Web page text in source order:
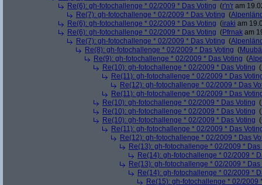
Re(6): gh-fotochallenge * 02/2009 * Das Voting (r'n'r am
Re(7): gh-fotochallenge * 02/2009 * Das Voting (
Re(6): gh-fotochallenge * 02/2009 * Das Voting (iraki am
Re(6): gh-fotochallenge * 02/2009 * Das Voting (Pfrnak am
Re(7): gh-fotochallenge * 02/2009 * Das Voting (
Re(8): gh-fotochallenge * 02/2009 * Das Voting (
Re(9): gh-fotochallenge * 02/2009 * Das Voting (
Re(10): gh-fotochallenge * 02/2009 * Das Voting (
Re(11): gh-fotochallenge * 02/2009 * Das
Re(12): gh-fotochallenge * 02/2009 * Das
Re(11): gh-fotochallenge * 02/2009 * Das
Re(10): gh-fotochallenge * 02/2009 * Das Voting (
Re(10): gh-fotochallenge * 02/2009 * Das Voting (
Re(10): gh-fotochallenge * 02/2009 * Das Voting (
Re(11): gh-fotochallenge * 02/2009 * Das
Re(12): gh-fotochallenge * 02/2009 * Das
Re(13): gh-fotochallenge * 02/2009 * Das
Re(14): gh-fotochallenge * 02/2009 *
Re(13): gh-fotochallenge * 02/2009 * Das
Re(14): gh-fotochallenge * 02/2009 *
Re(15): gh-fotochallenge * 02/2009